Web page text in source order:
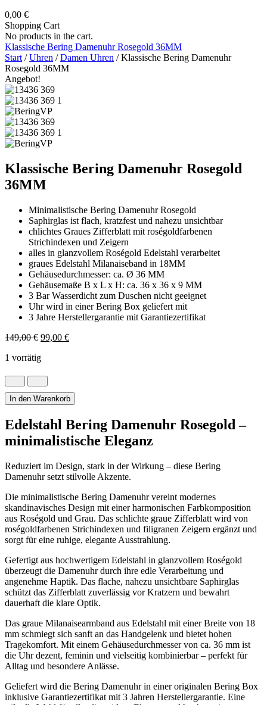
0,00 €
Shopping Cart
No products in the cart.
Klassische Bering Damenuhr Rosegold 36MM
Start /Uhren /Damen Uhren / Klassische Bering Damenuhr
Rosegold 36MM
Angebot!
Klassische Bering Damenuhr Rosegold
36MM
Minimalistische Bering Damenuhr Rosegold
Saphirglas ist flach, kratzfest und nahezu unsichtbar
chlichtes Graues Zifferblatt mit roségoldfarbenen
Strichindexen und Zeigern
alles in glanzvollem Roségold Edelstahl verarbeitet
graues Edelstahl Milanaiseband in 18MM
Gehäusedurchmesser: ca. Ø 36 MM
Gehäusemaße B x L x H: ca. 36 x 36 x 9 MM
3 Bar Wasserdicht zum Duschen nicht geeignet
Uhr wird in einer Bering Box geliefert mit
3 Jahre Herstellergarantie mit Garantiezertifikat
149,00€ Ursprünglicher
war:
99,00 €Aktueller
1 vorrätig
Klassische
Bering
Damenuhr
36MM
Menge
In den Warenkorb
Edelstahl Bering Damenuhr Rosegold –
minimalistische Eleganz
Reduziert im Design, stark in der Wirkung – diese Bering
Damenuhr setzt stilvolle Akzente.
Die minimalistische Bering Damenuhr vereint modernes
skandinavisches Design mit einer harmonischen Farbkomposition
aus Roségold und Grau. Das schlichte graue Zifferblatt wird von
roségoldfarbenen Strichindexen und filigranen Zeigern ergänzt und
sorgt für eine ruhige, elegante Ausstrahlung.
Gefertigt aus hochwertigem Edelstahl in glanzvollem Roségold
überzeugt die Damenuhr durch ihre edle Verarbeitung und
angenehme Haptik. Das flache, nahezu unsichtbare Saphirglas
schützt das Zifferblatt zuverlässig vor Kratzern und bewahrt
dauerhaft die klare Optik.
Das graue Milanaisearmband aus Edelstahl mit einer Breite von 18
mm schmiegt sich sanft an das Handgelenk und bietet hohen
Tragekomfort. Mit einem Gehäusedurchmesser von ca. 36 mm ist
die Uhr dezent, feminin und vielseitig kombinierbar – perfekt für
Alltag und besondere Anlässe.
Geliefert wird die Bering Damenuhr in einer originalen Bering Box
inklusive Garantiezertifikat mit 3 Jahren Herstellergarantie. Eine